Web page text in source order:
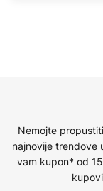
Nemojte
najnovije trendove
vam kupon* od